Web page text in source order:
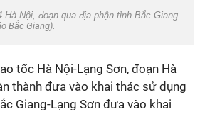
Nội, đoạn qua địa phận tỉnh Bắc Giang
Bắc Giang).
tốc Hà Nội-Lạng Sơn, đoạn Hà
thành đưa vào khai thác sử dụng
Giang-Lạng Sơn đưa vào khai